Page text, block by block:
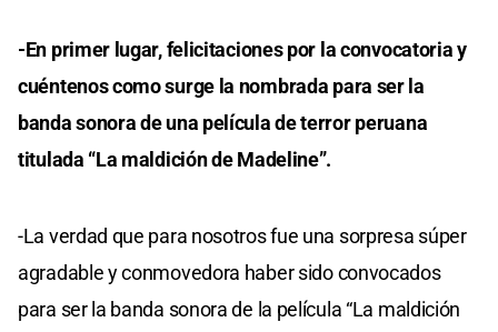
-En primer lugar, felicitaciones por la convocatoria y
cuéntenos como surge la nombrada para ser la
banda sonora de una película de terror peruana
titulada “La maldición de Madeline”.
-La verdad que para nosotros fue una sorpresa súper
agradable y conmovedora haber sido convocados
para ser la banda sonora de la película “La maldición